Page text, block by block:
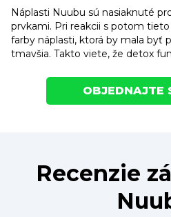
Náplasti Nuubu sú nasiaknuté
prvkami. Pri reakcii s potom
farby náplasti, ktorá by mala byť
tmavšia. Takto viete, že detox
OBJEDNAJTE
Recenzie